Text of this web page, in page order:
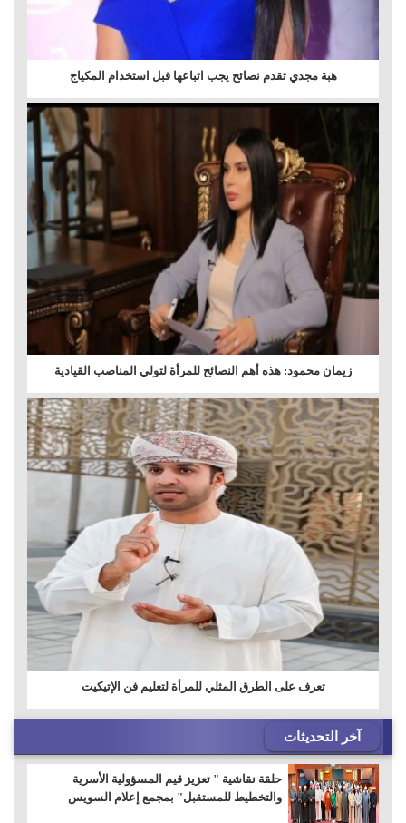
هبة مجدي تقدم نصائح يجب اتباعها قبل استخدام المكياج
زيمان محمود: هذه أهم النصائح للمرأة لتولي المناصب القيادية
تعرف على الطرق المثلي للمرأة لتعليم فن الإتيكيت
آخر التحديثات
حلقة نقاشية " تعزيز قيم المسؤولية الأسرية
والتخطيط للمستقبل" بمجمع إعلام السويس